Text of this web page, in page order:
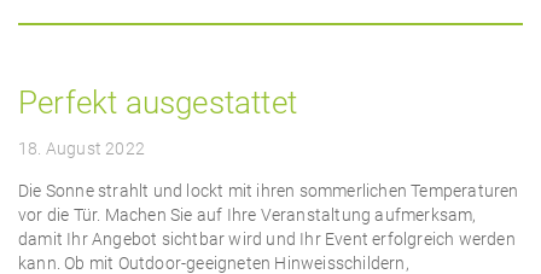
Perfekt ausgestattet
18. August 2022
Die Sonne strahlt und lockt mit ihren sommerlichen Temperaturen
vor die Tür. Machen Sie auf Ihre Veranstaltung aufmerksam,
damit Ihr Angebot sichtbar wird und Ihr Event erfolgreich werden
kann. Ob mit Outdoor-geeigneten Hinweisschildern,